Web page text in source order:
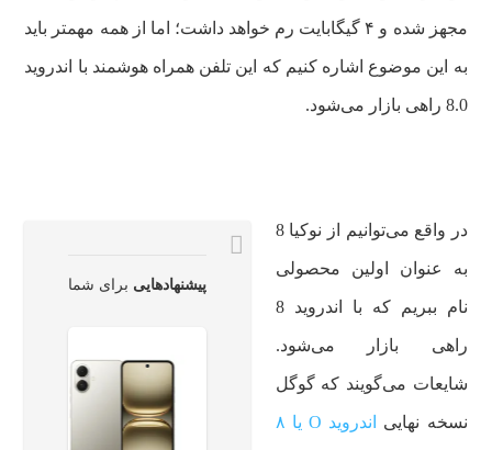
مجهز شده و ۴ گیگابایت رم خواهد داشت؛ اما از همه مهمتر باید
به این موضوع اشاره کنیم که این تلفن همراه هوشمند با اندروید
8.0 راهی بازار می‌شود.
پیشنهادهایی برای شما
در واقع می‌توانیم از نوکیا 8
به عنوان اولین محصولی
نام ببریم که با اندروید 8
راهی بازار می‌شود.
شایعات می‌گویند که گوگل
نسخه نهایی اندروید O یا ۸